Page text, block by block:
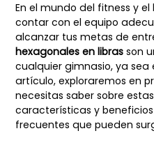
En el mundo del fitness y
contar con el equipo
alcanzar tus metas de
hexagonales en libras son
cualquier gimnasio, ya sea
artículo, exploraremos en
necesitas saber sobre
características y
frecuentes que pueden